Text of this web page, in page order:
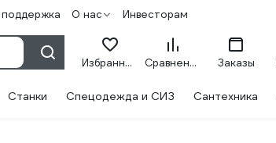
О нас Инвесторам
Избранное Сравнение Заказы
Станки Спецодежда и СИЗ Сантехника